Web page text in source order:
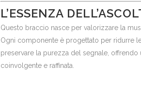
L’ESSENZA
Questo braccio nasce per valorizzare la
Ogni componente è progettato per ridurre
preservare la purezza del segnale, offrendo
coinvolgente e raffinata.